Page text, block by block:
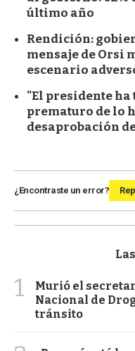
último año
Rendición:
mensaje de Orsi
escenario
"El presidente ha
prematuro de lo
desaprobación
¿Encontraste un error?
1
Murió el
Nacional de
tránsito